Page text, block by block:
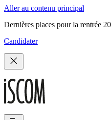
Aller au contenu principal
Dernières places pour la rentrée
Candidater